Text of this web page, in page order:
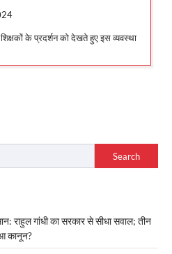
के प्रदर्शन को देखते हुए इस व्यवस्था
Search
राहुल गांधी का सरकार से सीधा सवाल; तीन
कानून?